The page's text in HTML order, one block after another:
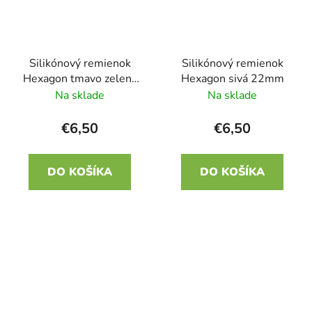
Silikónový remienok
Hexagon tmavo zelený
tyrkys 22mm
Na sklade
€6,50
DO KOŠÍKA
Silikónový remienok
Hexagon sivá 22mm
Na sklade
€6,50
DO KOŠÍKA